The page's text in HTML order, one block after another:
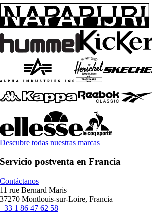
Descubre todas nuestras marcas
Servicio postventa en Francia
Contáctanos
11 rue Bernard Maris
37270 Montlouis-sur-Loire, Francia
+33 1 86 47 62 58